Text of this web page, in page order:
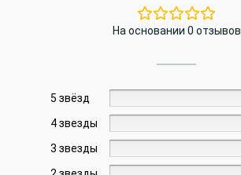
На основании 0 отзывов
5 звёзд
4 звезды
3 звезды